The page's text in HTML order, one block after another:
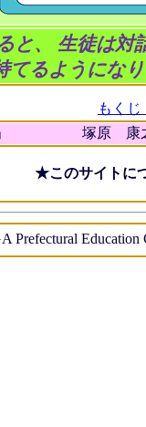
と、 生徒は対
てるようにな
もく
究」 塚原 康之
★このサイトに
Prefectural Education